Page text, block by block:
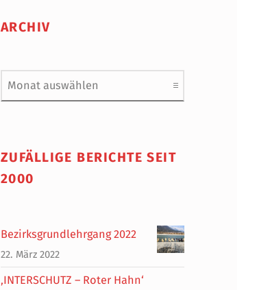
ARCHIV
Archiv
ZUFÄLLIGE BERICHTE SEIT
2000
Bezirksgrundlehrgang 2022
22. März 2022
‚INTERSCHUTZ – Roter Hahn‘